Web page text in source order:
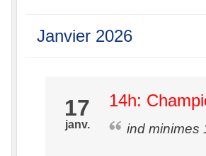
Janvier 2026
17
janv.
14h:
ind minimes